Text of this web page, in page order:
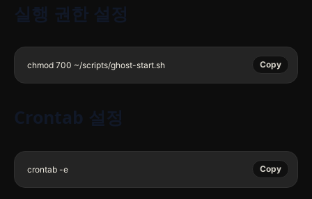
실행 권한 설정
chmod 700 ~/scripts/ghost-start.sh Copy
Crontab 설정
crontab -e Copy